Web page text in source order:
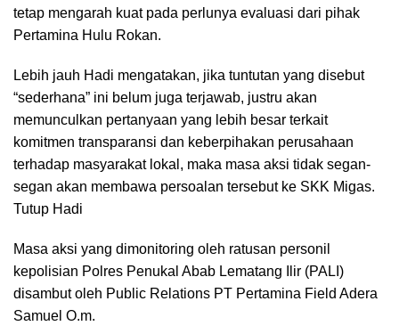
tetap mengarah kuat pada perlunya evaluasi dari pihak
Pertamina Hulu Rokan.
Lebih jauh Hadi mengatakan, jika tuntutan yang disebut
“sederhana” ini belum juga terjawab, justru akan
memunculkan pertanyaan yang lebih besar terkait
komitmen transparansi dan keberpihakan perusahaan
terhadap masyarakat lokal, maka masa aksi tidak segan-
segan akan membawa persoalan tersebut ke SKK Migas.
Tutup Hadi
Masa aksi yang dimonitoring oleh ratusan personil
kepolisian Polres Penukal Abab Lematang Ilir (PALI)
disambut oleh Public Relations PT Pertamina Field Adera
Samuel O.m.